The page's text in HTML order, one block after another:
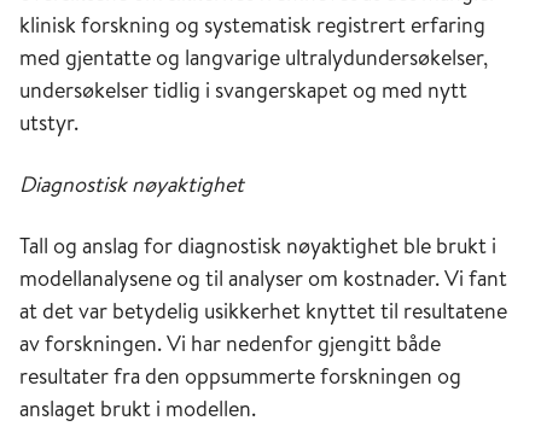
klinisk forskning og systematisk registrert erfaring
med gjentatte og langvarige ultralydundersøkelser,
undersøkelser tidlig i svangerskapet og med nytt
utstyr.
Diagnostisk nøyaktighet
Tall og anslag for diagnostisk nøyaktighet ble brukt i
modellanalysene og til analyser om kostnader. Vi fant
at det var betydelig usikkerhet knyttet til resultatene
av forskningen. Vi har nedenfor gjengitt både
resultater fra den oppsummerte forskningen og
anslaget brukt i modellen.